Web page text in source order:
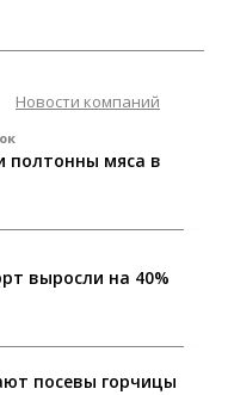
Новости компаний
полтонны мяса в
выросли на 40%
посевы горчицы